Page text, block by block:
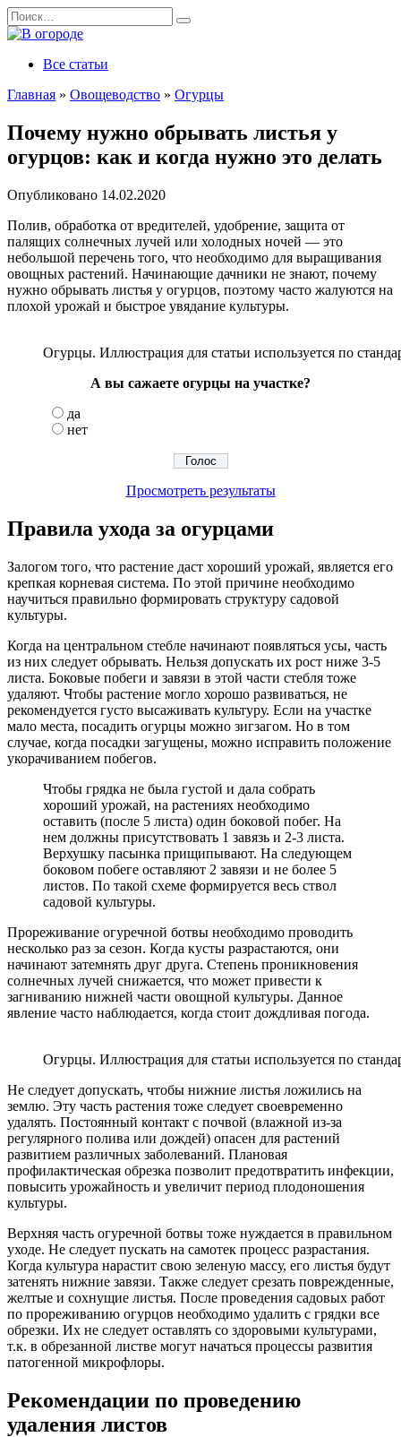
Перейти
к
содержанию
Search
for:
Все статьи
Главная » Овощеводство » Огурцы
Почему нужно обрывать листья у
огурцов: как и когда нужно это делать
Опубликовано 14.02.2020
Полив, обработка от вредителей, удобрение, защита от
палящих солнечных лучей или холодных ночей — это
небольшой перечень того, что необходимо для выращивания
овощных растений. Начинающие дачники не знают, почему
нужно обрывать листья у огурцов, поэтому часто жалуются на
плохой урожай и быстрое увядание культуры.
Огурцы. Иллюстрация для статьи используется по
А вы сажаете огурцы на участке?
да
нет
Просмотреть результаты
Правила ухода за огурцами
Залогом того, что растение даст хороший урожай, является его
крепкая корневая система. По этой причине необходимо
научиться правильно формировать структуру садовой
культуры.
Когда на центральном стебле начинают появляться усы, часть
из них следует обрывать. Нельзя допускать их рост ниже 3-5
листа. Боковые побеги и завязи в этой части стебля тоже
удаляют. Чтобы растение могло хорошо развиваться, не
рекомендуется густо высаживать культуру. Если на участке
мало места, посадить огурцы можно зигзагом. Но в том
случае, когда посадки загущены, можно исправить положение
укорачиванием побегов.
Чтобы грядка не была густой и дала собрать
хороший урожай, на растениях необходимо
оставить (после 5 листа) один боковой побег. На
нем должны присутствовать 1 завязь и 2-3 листа.
Верхушку пасынка прищипывают. На следующем
боковом побеге оставляют 2 завязи и не более 5
листов. По такой схеме формируется весь ствол
садовой культуры.
Прореживание огуречной ботвы необходимо проводить
несколько раз за сезон. Когда кусты разрастаются, они
начинают затемнять друг друга. Степень проникновения
солнечных лучей снижается, что может привести к
загниванию нижней части овощной культуры. Данное
явление часто наблюдается, когда стоит дождливая погода.
Огурцы. Иллюстрация для статьи используется по
Не следует допускать, чтобы нижние листья ложились на
землю. Эту часть растения тоже следует своевременно
удалять. Постоянный контакт с почвой (влажной из-за
регулярного полива или дождей) опасен для растений
развитием различных заболеваний. Плановая
профилактическая обрезка позволит предотвратить инфекции,
повысить урожайность и увеличит период плодоношения
культуры.
Верхняя часть огуречной ботвы тоже нуждается в правильном
уходе. Не следует пускать на самотек процесс разрастания.
Когда культура нарастит свою зеленую массу, его листья будут
затенять нижние завязи. Также следует срезать поврежденные,
желтые и сохнущие листья. После проведения садовых работ
по прореживанию огурцов необходимо удалить с грядки все
обрезки. Их не следует оставлять со здоровыми культурами,
т.к. в обрезанной листве могут начаться процессы развития
патогенной микрофлоры.
Рекомендации по проведению
удаления листов